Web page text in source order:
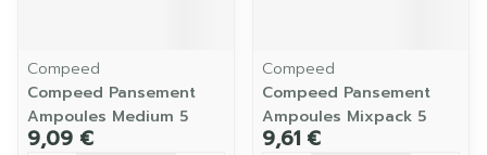
Compeed
Compeed Pansement
Ampoules Medium 5
9,09 €
Compeed
Compeed Pansement
Ampoules Mixpack 5
9,61 €